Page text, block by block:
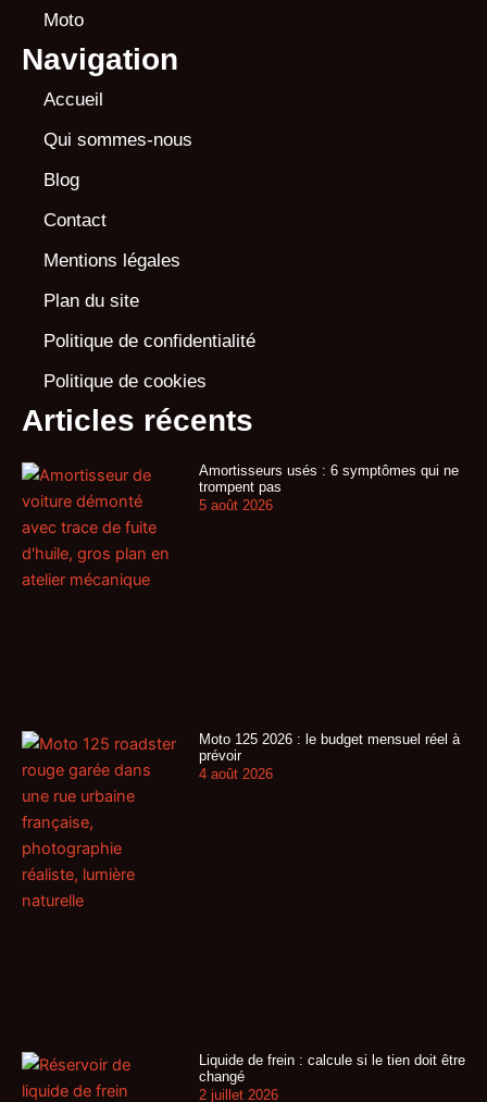
Moto
Navigation
Accueil
Qui sommes-nous
Blog
Contact
Mentions légales
Plan du site
Politique de confidentialité
Politique de cookies
Articles récents
Amortisseurs usés : 6 symptômes qui ne
trompent pas
5 août 2026
Moto 125 2026 : le budget mensuel réel à
prévoir
4 août 2026
Liquide de frein : calcule si le tien doit être
changé
2 juillet 2026